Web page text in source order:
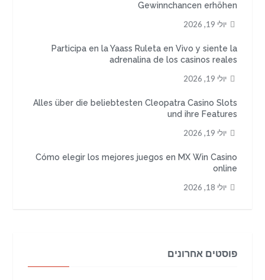
Gewinnchancen erhöhen
יולי 19, 2026
Participa en la Yaass Ruleta en Vivo y siente la
adrenalina de los casinos reales
יולי 19, 2026
Alles über die beliebtesten Cleopatra Casino Slots
und ihre Features
יולי 19, 2026
Cómo elegir los mejores juegos en MX Win Casino
online
יולי 18, 2026
פוסטים אחרונים